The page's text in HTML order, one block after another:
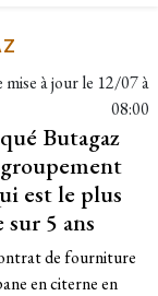
à jour le 12/07 à
08:00
Butagaz
est le plus
5 ans
de fourniture
en citerne en